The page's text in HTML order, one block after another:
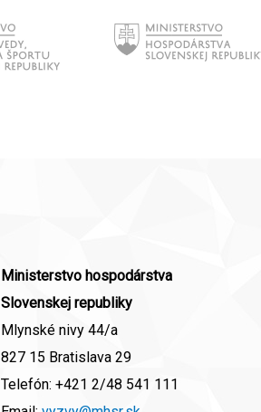
Ministerstvo hospodárstva
Slovenskej republiky
Mlynské nivy 44/a
827 15 Bratislava 29
Telefón: +421 2/48 541 111